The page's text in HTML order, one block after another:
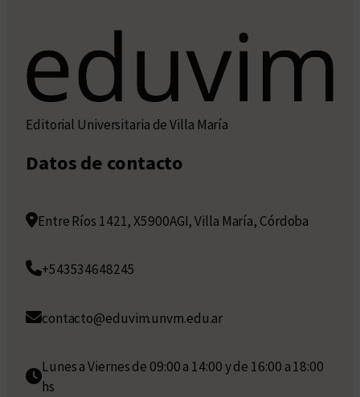
Editorial Universitaria de Villa María
Datos de contacto
Entre Ríos 1421, X5900AGI, Villa María, Córdoba
+543534648245
contacto@eduvim.unvm.edu.ar
Lunes a Viernes de 09:00 a 14:00 y de 16:00 a 18:00
hs